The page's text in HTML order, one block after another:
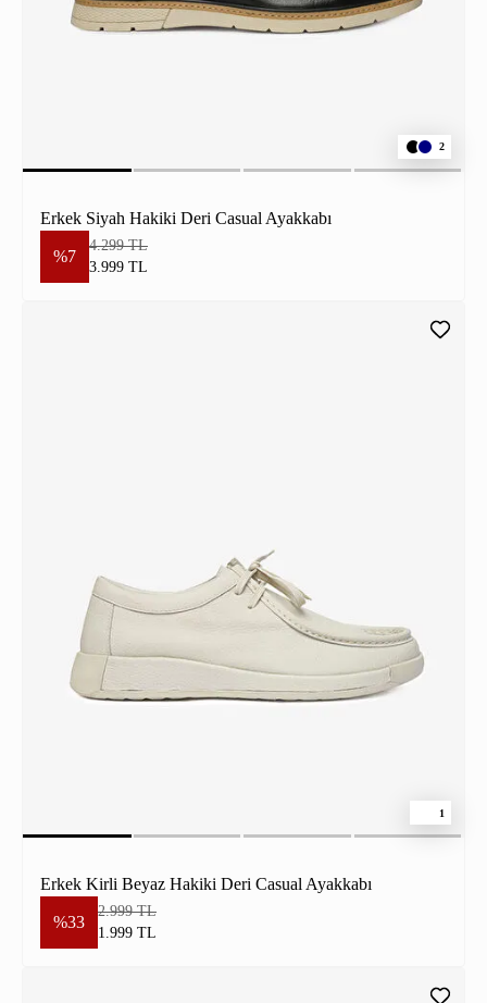
2
Erkek Siyah Hakiki Deri Casual Ayakkabı
%7
4.299 TL
3.999 TL
1
Erkek Kirli Beyaz Hakiki Deri Casual Ayakkabı
%33
2.999 TL
1.999 TL